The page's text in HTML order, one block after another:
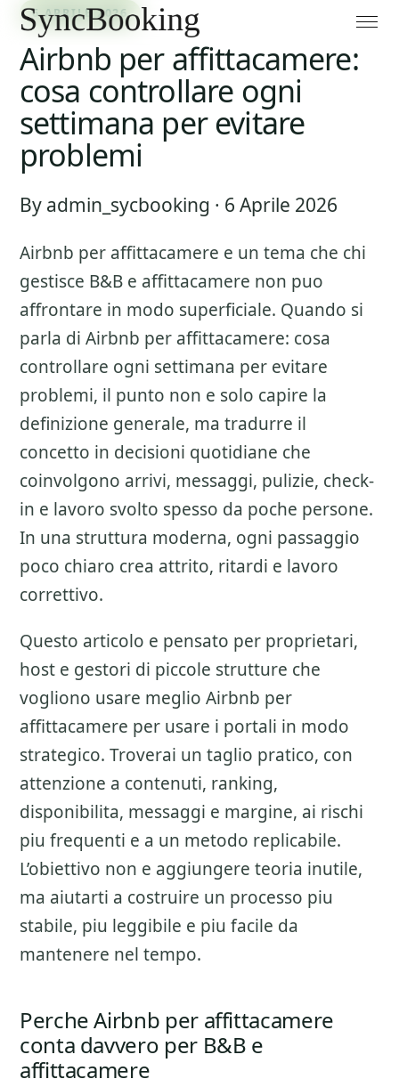
6 APRILE 2026
Airbnb per affittacamere:
cosa controllare ogni
settimana per evitare
problemi
By admin_sycbooking · 6 Aprile 2026
Airbnb per affittacamere e un tema che chi
gestisce B&B e affittacamere non puo
affrontare in modo superficiale. Quando si
parla di Airbnb per affittacamere: cosa
controllare ogni settimana per evitare
problemi, il punto non e solo capire la
definizione generale, ma tradurre il
concetto in decisioni quotidiane che
coinvolgono arrivi, messaggi, pulizie, check-
in e lavoro svolto spesso da poche persone.
In una struttura moderna, ogni passaggio
poco chiaro crea attrito, ritardi e lavoro
correttivo.
Questo articolo e pensato per proprietari,
host e gestori di piccole strutture che
vogliono usare meglio Airbnb per
affittacamere per usare i portali in modo
strategico. Troverai un taglio pratico, con
attenzione a contenuti, ranking,
disponibilita, messaggi e margine, ai rischi
piu frequenti e a un metodo replicabile.
L’obiettivo non e aggiungere teoria inutile,
ma aiutarti a costruire un processo piu
stabile, piu leggibile e piu facile da
mantenere nel tempo.
Perche Airbnb per affittacamere
conta davvero per B&B e
affittacamere